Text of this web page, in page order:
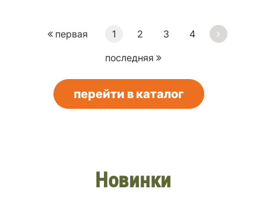
первая 1 2 3
4
последняя
перейти в каталог
Новинки